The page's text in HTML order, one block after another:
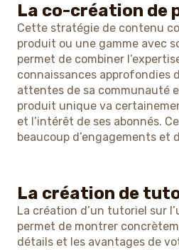
La co-création de
Cette stratégie de contenu
produit ou une gamme avec
permet de combiner
connaissances approfondies
attentes de sa communauté
produit unique va
et l’intérêt de ses abonnés.
beaucoup d’engagements et
La création de
La création d’un tutoriel sur
permet de montrer
détails et les avantages de